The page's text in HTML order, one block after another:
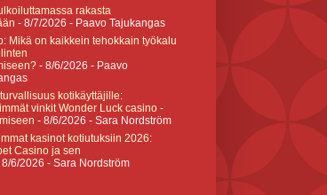
rakasta
- 8/7/2026 - Paavo Tajukangas
Mikä on kaikkein tehokkain työkalu
- 8/6/2026 - Paavo
kotikäyttäjille:
vinkit Wonder Luck casino -
- 8/6/2026 - Sara Nordström
kasinot kotiutuksiin 2026:
Casino ja sen
6/2026 - Sara Nordström